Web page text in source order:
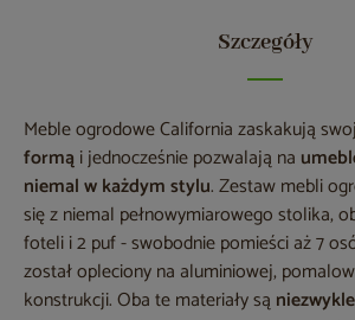
Szczegóły
Meble ogrodowe California zaskakują
formąi jednocześnie pozwalają na
niemal w każdym stylu. Zestaw mebli
się z niemal pełnowymiarowego stolika,
foteli i 2 puf - swobodnie pomieści aż 7
został opleciony na aluminiowej,
konstrukcji. Oba te materiały są